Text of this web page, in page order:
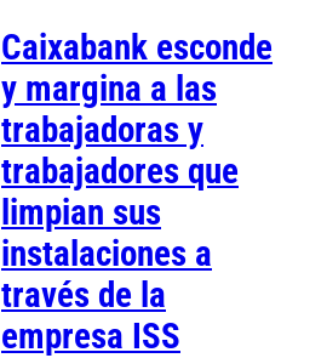
Caixabank esconde
y margina a las
trabajadoras y
trabajadores que
limpian sus
instalaciones a
través de la
empresa ISS